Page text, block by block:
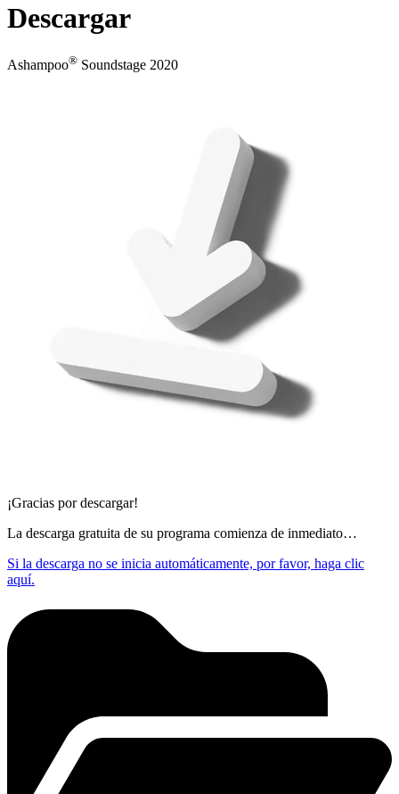
Descargar
Ashampoo® Soundstage 2020
¡Gracias por descargar!
La descarga gratuita de su programa comienza de inmediato…
Si la descarga no se inicia automáticamente, por favor, haga clic
aquí.